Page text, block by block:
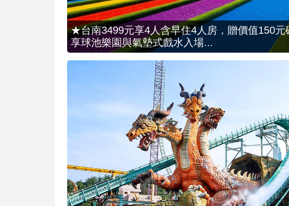
★台南3499元享4人含早住4人房，贈價值150
享球池樂園與氣墊式戲水入場...